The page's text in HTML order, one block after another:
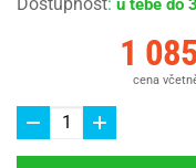
u tebe do
1
cena